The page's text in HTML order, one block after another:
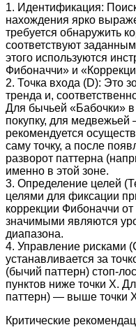
1. Идентификация:
нахождения ярко
требуется обнаружить
соответствуют
этого используются
Фибоначчи» и
2. Точка входа (D): Это
тренда и,
Для бычьей «Бабочки» в
покупку, для
рекомендуется
саму точку, а после
разворот паттерна
именно в этой зоне.
3. Определение целей
целями для фиксации
коррекции Фибоначчи
значимыми являются
диапазона.
4. Управление рисками
устанавливается за
(бычий паттерн) стоп-
пунктов ниже точки X.
паттерн) — выше точки
Критические